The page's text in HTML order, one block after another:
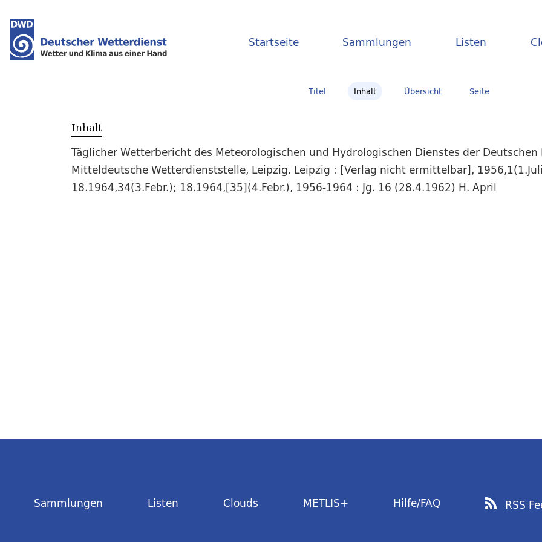
Startseite Sammlungen Listen
Titel Inhalt Übersicht Seite
Inhalt
Täglicher Wetterbericht des Meteorologischen und Hydrologischen Dienstes der
Mitteldeutsche Wetterdienststelle, Leipzig. Leipzig : [Verlag nicht ermittelbar],
18.1964,34(3.Febr.); 18.1964,[35](4.Febr.), 1956-1964 : Jg. 16 (28.4.1962) H. April
Sammlungen Listen Clouds METLIS+ Hilfe/FAQ RSS